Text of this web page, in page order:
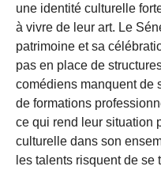
une identité culturelle
à vivre de leur art. Le
patrimoine et sa
pas en place de
comédiens manquent de
de formations
ce qui rend leur situation
culturelle dans son
les talents risquent de se